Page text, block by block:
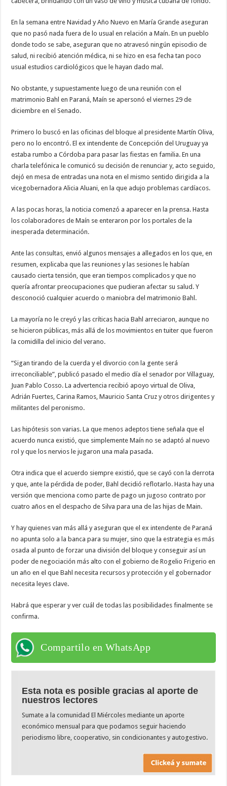
En la semana entre Navidad y Año Nuevo en María Grande aseguran
que no pasó nada fuera de lo usual en relación a Maín. En un pueblo
donde todo se sabe, aseguran que no atravesó ningún episodio de
salud, ni recibió atención médica, ni se hizo en esa fecha tan poco
usual estudios cardiológicos que le hayan dado mal.
No obstante, y supuestamente luego de una reunión con el
matrimonio Bahl en Paraná, Maín se apersonó el viernes 29 de
diciembre en el Senado.
Primero lo buscó en las oficinas del bloque al presidente Martín Oliva,
pero no lo encontró. El ex intendente de Concepción del Uruguay ya
estaba rumbo a Córdoba para pasar las fiestas en familia. En una
charla telefónica le comunicó su decisión de renunciar y, acto seguido,
dejó en mesa de entradas una nota en el mismo sentido dirigida a la
vicegobernadora Alicia Aluani, en la que adujo problemas cardíacos.
A las pocas horas, la noticia comenzó a aparecer en la prensa. Hasta
los colaboradores de Maín se enteraron por los portales de la
inesperada determinación.
Ante las consultas, envió algunos mensajes a allegados en los que, en
resumen, explicaba que las reuniones y las sesiones le habían
causado cierta tensión, que eran tiempos complicados y que no
quería afrontar preocupaciones que pudieran afectar su salud. Y
desconoció cualquier acuerdo o maniobra del matrimonio Bahl.
La mayoría no le creyó y las críticas hacia Bahl arreciaron, aunque no
se hicieron públicas, más allá de los movimientos en tuiter que fueron
la comidilla del inicio del verano.
“Sigan tirando de la cuerda y el divorcio con la gente será
irreconciliable”, publicó pasado el medio día el senador por Villaguay,
Juan Pablo Cosso. La advertencia recibió apoyo virtual de Oliva,
Adrián Fuertes, Carina Ramos, Mauricio Santa Cruz y otros dirigentes y
militantes del peronismo.
Las hipótesis son varias. La que menos adeptos tiene señala que el
acuerdo nunca existió, que simplemente Maín no se adaptó al nuevo
rol y que los nervios le jugaron una mala pasada.
Otra indica que el acuerdo siempre existió, que se cayó con la derrota
y que, ante la pérdida de poder, Bahl decidió reflotarlo. Hasta hay una
versión que menciona como parte de pago un jugoso contrato por
cuatro años en el despacho de Silva para una de las hijas de Main.
Y hay quienes van más allá y aseguran que el ex intendente de Paraná
no apunta solo a la banca para su mujer, sino que la estrategia es más
osada al punto de forzar una división del bloque y conseguir así un
poder de negociación más alto con el gobierno de Rogelio Frigerio en
un año en el que Bahl necesita recursos y protección y el gobernador
necesita leyes clave.
Habrá que esperar y ver cuál de todas las posibilidades finalmente se
confirma.
Compartilo en WhatsApp
Esta nota es posible gracias al aporte de
nuestros lectores
Sumate a la comunidad El Miércoles mediante un aporte
económico mensual para que podamos seguir haciendo
periodismo libre, cooperativo, sin condicionantes y autogestivo.